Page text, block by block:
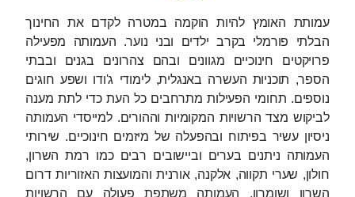
עמותת האומץ להיות הוקמה במטרה לקדם את החינוך
הבלתי פורמלי בקרב ילדים ובני נוער. העמותה מפעילה
פרויקטים חינוכיים מגוונים ובהם צהרונים בגנים ובבתי
הספר, תוכניות העשרה באנגלית, לימודי ג'ודו ושפע חוגים
נוספים. תחומי הפעילות מתרחבים כל העת כדי לתת מענה
לביקוש מצד הרשויות המקומיות וההורים. למייסדי העמותה
ניסיון עשיר בפיתוח ובהפעלה של מיזמים חינוכיים. שירותי
העמותה ניתנים בערים וביישובים רבים כמו רמת השרון,
חולון, שערי תקווה, אלקנה, אורנית והמועצות האזוריות דרום
השרון ושומרון. העמותה משתפת פעולה עם הרשויות